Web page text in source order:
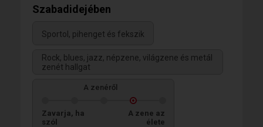
Szabadidejében
Sportol, pihenget és fekszik
Rock, blues, jazz, népzene, világzene és metál
zenét hallgat
A zenéről
Zavarja, ha
szól
A zene az
élete